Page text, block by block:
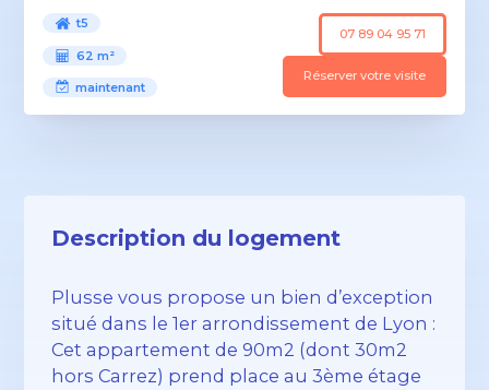
t5
62 m²
maintenant
07 89 04 95 71
Réserver votre visite
Description du logement
Plusse vous propose un bien d’exception
situé dans le 1er arrondissement de Lyon :
Cet appartement de 90m2 (dont 30m2
hors Carrez) prend place au 3ème étage